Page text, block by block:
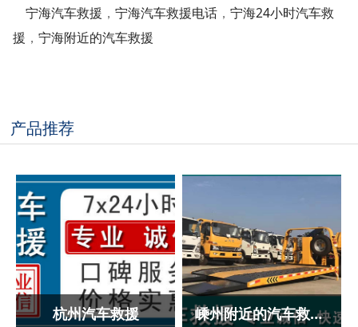
宁海汽车救援 ， 宁海汽车救援电话， 宁海24小时汽车救
援 ， 宁海附近的汽车救援
产品推荐
杭州汽车救援 嵊州附近的汽车救援,嵊州汽车救援